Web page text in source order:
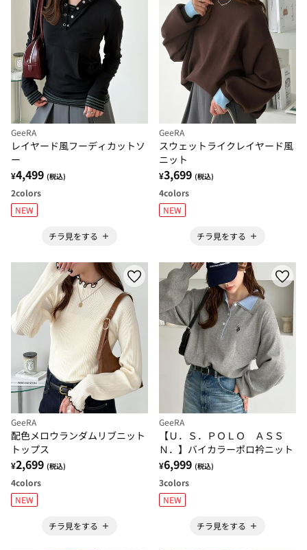
GeeRA
レイヤード風フーディカットソ
ー
¥4,499 (税込)
2colors
NEW
チラ見をする
GeeRA
スウェットライクレイヤード風
ニット
¥3,699 (税込)
4colors
NEW
チラ見をする
GeeRA
配色メロウランダムリブニット
トップス
¥2,699 (税込)
4colors
NEW
チラ見をする
GeeRA
【Ｕ．Ｓ．ＰＯＬＯ ＡＳＳ
Ｎ．】バイカラーポロ衿ニット
¥6,999 (税込)
3colors
NEW
チラ見をする